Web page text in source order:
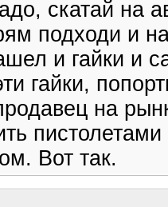
скатай на
подходи и
и гайки и
гайки,
на
Вот так.